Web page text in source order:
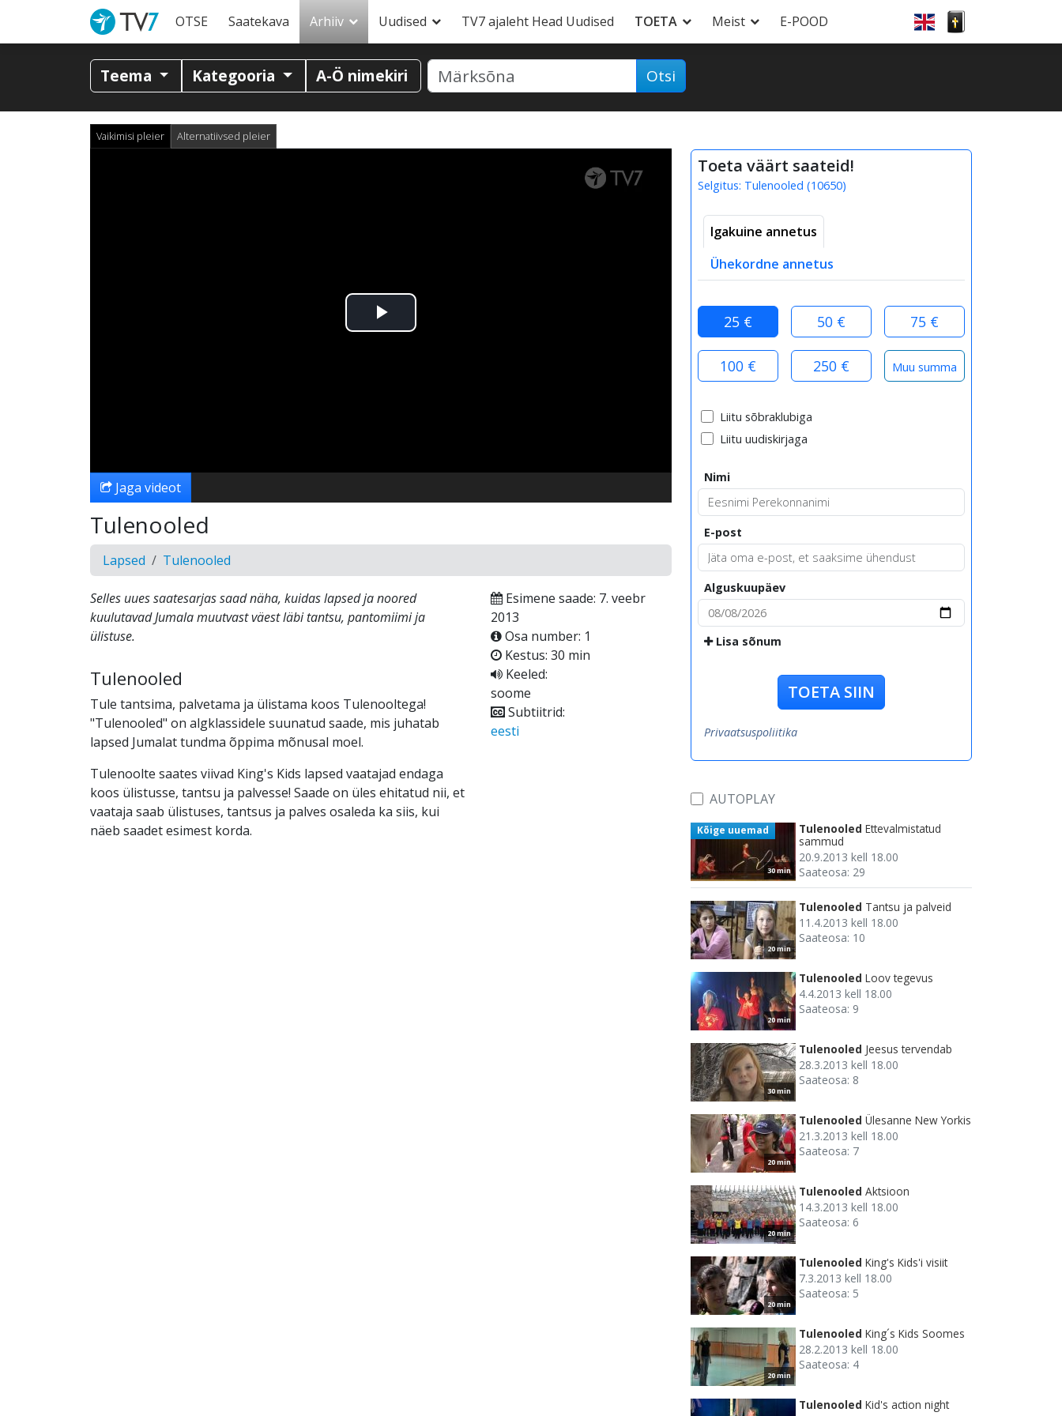
OTSE Saatekava Arhiiv Uudised TV7 ajaleht Head Uudised TOETA Meist E-POOD
Teema Kategooria A-Ö nimekiri Otsi
Vaikimisi pleier Alternatiivsed pleier
Esita
Jaga videot
Tulenooled
Lapsed Tulenooled
Selles uues saatesarjas saad näha, kuidas lapsed ja noored
kuulutavad Jumala muutvast väest läbi tantsu, pantomiimi ja
ülistuse.
Tulenooled
Tule tantsima, palvetama ja ülistama koos Tulenooltega!
"Tulenooled" on algklassidele suunatud saade, mis juhatab
lapsed Jumalat tundma õppima mõnusal moel.
Tulenoolte saates viivad King's Kids lapsed vaatajad endaga
koos ülistusse, tantsu ja palvesse! Saade on üles ehitatud nii, et
vaataja saab ülistuses, tantsus ja palves osaleda ka siis, kui
näeb saadet esimest korda.
Esimene saade: 7. veebr
2013
Osa number: 1
Kestus: 30 min
Keeled:
soome
Subtiitrid:
eesti
Toeta väärt saateid!
Selgitus: Tulenooled (10650)
Igakuine annetus
Ühekordne annetus
25 € 50 € 75 €
100 € 250 €
Liitu sõbraklubiga
Liitu uudiskirjaga
Nimi
E-post
Alguskuupäev
Lisa sõnum
TOETA SIIN
Privaatsuspoliitika
AUTOPLAY
30 min
Kõige uuemad Tulenooled Ettevalmistatud
sammud
20.9.2013 kell 18.00
Saateosa: 29
20 min
Tulenooled Tantsu ja palveid
11.4.2013 kell 18.00
Saateosa: 10
20 min
Tulenooled Loov tegevus
4.4.2013 kell 18.00
Saateosa: 9
30 min
Tulenooled Jeesus tervendab
28.3.2013 kell 18.00
Saateosa: 8
20 min
Tulenooled Ülesanne New Yorkis
21.3.2013 kell 18.00
Saateosa: 7
20 min
Tulenooled Aktsioon
14.3.2013 kell 18.00
Saateosa: 6
20 min
Tulenooled King's Kids'i visiit
7.3.2013 kell 18.00
Saateosa: 5
20 min
Tulenooled King´s Kids Soomes
28.2.2013 kell 18.00
Saateosa: 4
Tulenooled Kid's action night